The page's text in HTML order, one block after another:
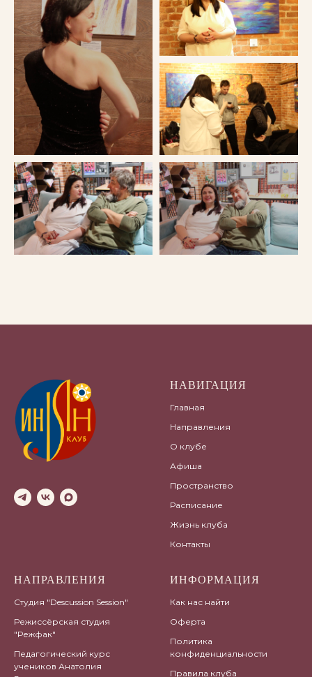
НАВИГАЦИЯ
Главная
Направления
О клубе
Афиша
Пространство
Расписание
Жизнь клуба
Контакты
НАПРАВЛЕНИЯ
Студия "Descussion Session"
Режиссёрская студия
"Режфак"
Педагогический курс
учеников Анатолия
ИНФОРМАЦИЯ
Как нас найти
Оферта
Политика
конфиденциальности
Правила клуба